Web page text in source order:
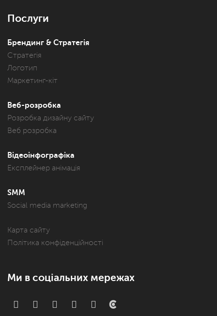
Послуги
Брендинг & Стратегія
Стратегія
Логотип
Маркетинг-кіт
Веб-розробка
Розробка дизайну сайту
Веб розробка
Відеоінфографіка
Експлейнер анімація
SMM
Social media marketing
Карта сайту
Політика конфіденційності
Ми в соціальних мережах